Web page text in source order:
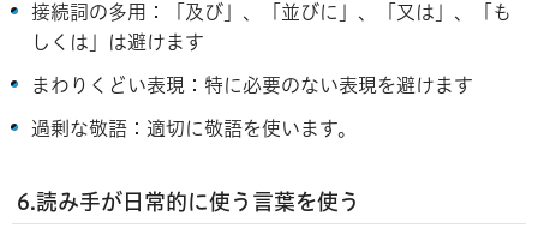
接続詞の多用：「及び」、「並びに」、「又は」、「も
しくは」は避けます
まわりくどい表現：特に必要のない表現を避けます
過剰な敬語：適切に敬語を使います。
6.読み手が日常的に使う言葉を使う